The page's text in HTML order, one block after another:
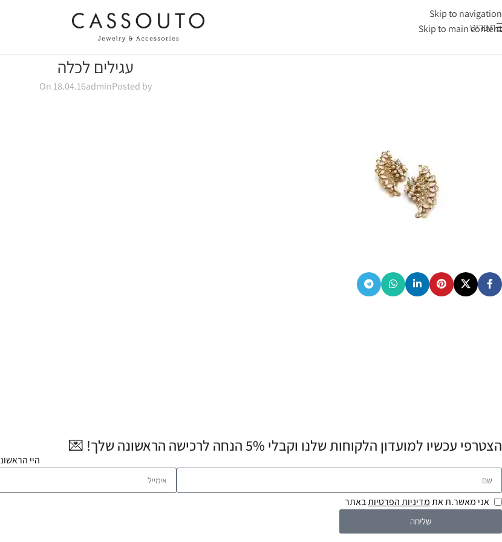
Skip to navigation
Skip to main content
תפריט
עגילים לכלה
Posted by
admin
On 18.04.16
הצטרפי עכשיו למועדון הלקוחות שלנו וקבלי 5% הנחה לרכישה הראשונה שלך! 💌
היי
אני מאשר.ת אתמדיניות הפרטיותבאתר
שליחה